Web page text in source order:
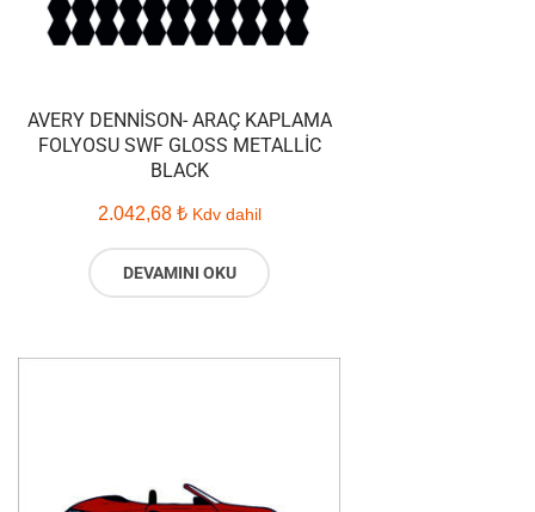
AVERY DENNISON- ARAÇ KAPLAMA
FOLYOSU SWF GLOSS METALLIC
BLACK
2.042,68 ₺ Kdv dahil
DEVAMINI OKU